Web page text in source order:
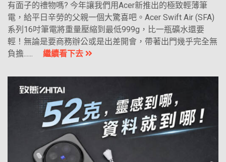
有面子的禮物嗎? 今年讓我們用Acer新推出的極致輕薄筆
電，給平日辛勞的父親一個大驚喜吧。Acer Swift Air (SFA)
系列16吋筆電將重量壓縮到最低999g，比一瓶礦水還要
輕！無論是要商務辦公或是出差開會，帶著出門幾乎完全無
負擔...... 繼續看下去